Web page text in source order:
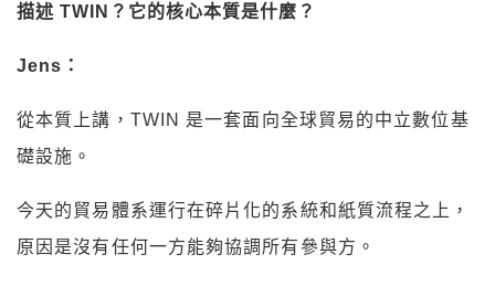
描述 TWIN？它的核心本質是什麼？
Jens：
從本質上講，TWIN 是一套面向全球貿易的中立數位基
礎設施。
今天的貿易體系運行在碎片化的系統和紙質流程之上，
原因是沒有任何一方能夠協調所有參與方。